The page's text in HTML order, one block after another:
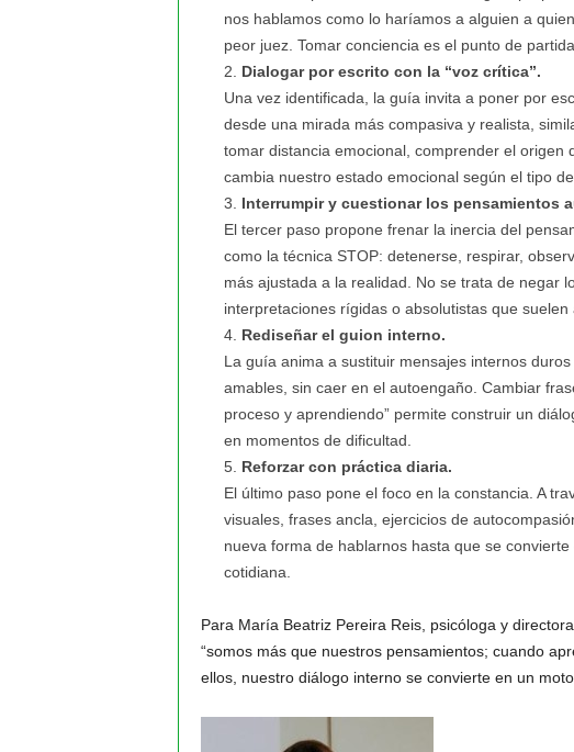
nos hablamos como lo haríamos a alguien a
peor juez. Tomar conciencia es el punto de
Dialogar por escrito con la “voz crítica”.
Una vez identificada, la guía invita a poner por
desde una mirada más compasiva y realista,
tomar distancia emocional, comprender el
cambia nuestro estado emocional según el tipo
Interrumpir y cuestionar los pensamientos
El tercer paso propone frenar la inercia del
como la técnica STOP: detenerse, respirar,
más ajustada a la realidad. No se trata de negar
interpretaciones rígidas o absolutistas que suelen
Rediseñar el guion interno.
La guía anima a sustituir mensajes internos
amables, sin caer en el autoengaño. Cambiar
proceso y aprendiendo” permite construir un
en momentos de dificultad.
Reforzar con práctica diaria.
El último paso pone el foco en la constancia. A
visuales, frases ancla, ejercicios de
nueva forma de hablarnos hasta que se
cotidiana.
Para María Beatriz Pereira Reis, psicóloga y
“somos más que nuestros pensamientos; cuando
ellos, nuestro diálogo interno se convierte en un